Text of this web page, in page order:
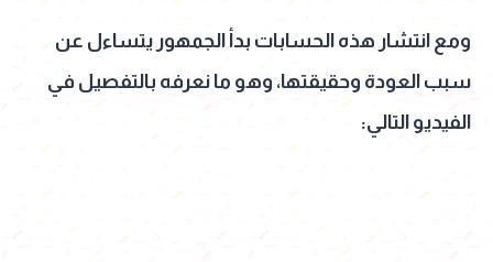
ومع انتشار هذه الحسابات بدأ الجمهور يتساءل عن
سبب العودة وحقيقتها، وهو ما نعرفه بالتفصيل في
الفيديو التالي: